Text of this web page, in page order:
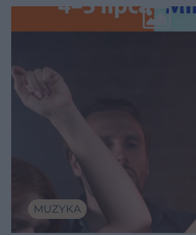
Wawelu
MUZYKA